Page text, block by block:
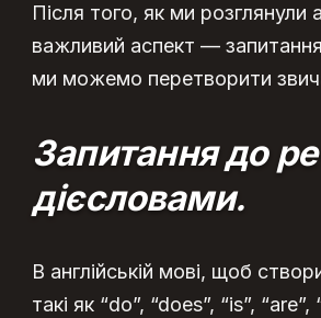
Після того, як ми розглянули
важливий аспект — запитання
ми можемо перетворити
Запитання до
дієсловами.
В англійській мові, щоб
такі як “do”, “does”, “is”,